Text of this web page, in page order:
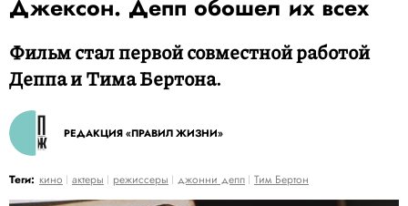
Джексон. Депп обошел их всех
Фильм стал первой совместной работой
Деппа и Тима Бертона.
РЕДАКЦИЯ «ПРАВИЛ ЖИЗНИ»
Теги: кино актеры режиссеры джонни депп Тим Бертон